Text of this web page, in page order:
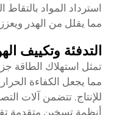
استرداد المواد بالتقاط
مما يقلل من الهدر
التدفئة وتكييف
تمثل استهلاك الطاقة
مما يجعل الكفاءة
للإنتاج. تتضمن آلات
أنظمة تسخين متقدمة